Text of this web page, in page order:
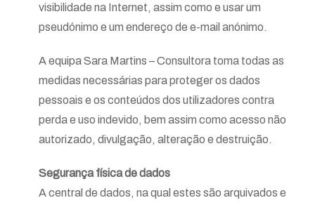
visibilidade na Internet, assim como e usar um
pseudónimo e um endereço de e-mail anónimo.
A equipa Sara Martins – Consultora toma todas as
medidas necessárias para proteger os dados
pessoais e os conteúdos dos utilizadores contra
perda e uso indevido, bem assim como acesso não
autorizado, divulgação, alteração e destruição.
Segurança física de dados
A central de dados, na qual estes são arquivados e